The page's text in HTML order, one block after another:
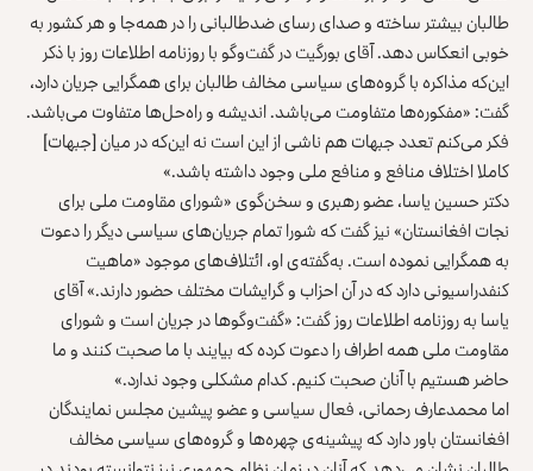
طالبان بیشتر ساخته و صدای رسای ضدطالبانی را در همه‌جا و هر کشور به
خوبی انعکاس دهد. آقای بورگیت در گفت‌وگو با روزنامه اطلاعات روز با ذکر
این‌که مذاکره با گروه‌های سیاسی مخالف طالبان برای همگرایی جریان دارد،
گفت: «مفکوره‌ها متفاومت می‌باشد. اندیشه و راه‌حل‌ها متفاوت می‌باشد.
فکر می‌کنم تعدد جبهات هم ناشی از این است نه این‌که در میان [جبهات]
کاملا اختلاف منافع و منافع ملی وجود داشته باشد.»
دکتر حسین یاسا، عضو رهبری و سخن‌گوی «شورای مقاومت ملی برای
نجات افغانستان» نیز گفت که شورا تمام جریان‌های سیاسی دیگر را دعوت
به همگرایی نموده است. به‌گفته‌ی او، ائتلاف‌های موجود «ماهیت
کنفدراسیونی دارد که در آن احزاب و گرایشات مختلف حضور دارند.» آقای
یاسا به روزنامه اطلاعات روز گفت: «گفت‌وگوها در جریان است و شورای
مقاومت ملی همه اطراف را دعوت کرده که بیایند با ما صحبت کنند و ما
حاضر هستیم با آنان صحبت کنیم. کدام مشکلی وجود ندارد.»
اما محمدعارف رحمانی، فعال سیاسی و عضو پیشین مجلس نمایندگان
افغانستان باور دارد که پیشینه‌ی چهره‌ها و گروه‌های سیاسی مخالف